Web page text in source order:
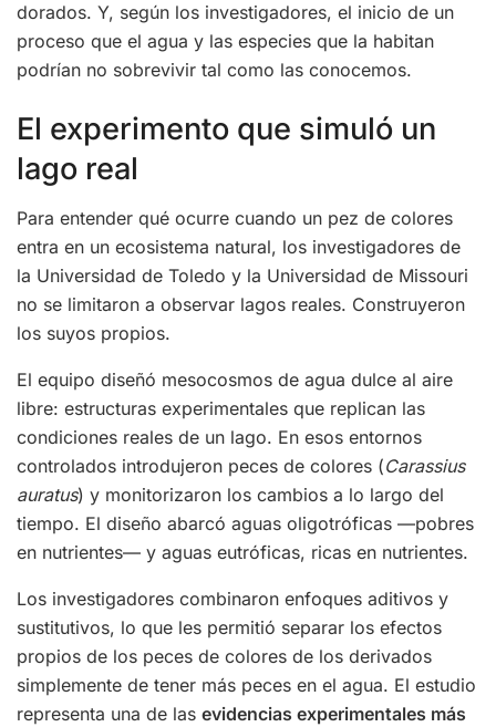
dorados. Y, según los investigadores, el inicio de un
proceso que el agua y las especies que la habitan
podrían no sobrevivir tal como las conocemos.
El experimento que simuló un
lago real
Para entender qué ocurre cuando un pez de colores
entra en un ecosistema natural, los investigadores de
la Universidad de Toledo y la Universidad de Missouri
no se limitaron a observar lagos reales. Construyeron
los suyos propios.
El equipo diseñó mesocosmos de agua dulce al aire
libre: estructuras experimentales que replican las
condiciones reales de un lago. En esos entornos
controlados introdujeron peces de colores (Carassius
auratus) y monitorizaron los cambios a lo largo del
tiempo. El diseño abarcó aguas oligotróficas —pobres
en nutrientes— y aguas eutróficas, ricas en nutrientes.
Los investigadores combinaron enfoques aditivos y
sustitutivos, lo que les permitió separar los efectos
propios de los peces de colores de los derivados
simplemente de tener más peces en el agua. El estudio
representa una de las evidencias experimentales más